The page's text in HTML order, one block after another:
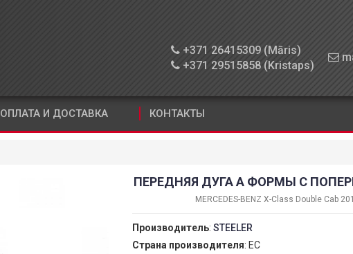
+371 26415309 (Māris)
+371 29515858 (Kristaps)
ОПЛАТА И ДОСТАВКА КОНТАКТЫ
ПЕРЕДНЯЯ ДУГА А ФОРМЫ С
MERCEDES-BENZ X-Class Double Cab
Производитель: STEELER
Страна производителя: ЕС